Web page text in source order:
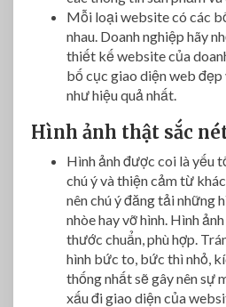
Mỗi loại website có các
nhau. Doanh nghiệp hãy
thiết kế website của
bố cục giao diện web đẹp
như hiệu quả nhất.
Hình ảnh thật sắc
Hình ảnh được coi là yếu
chú ý và thiện cảm từ
nên chú ý đăng tải những
nhòe hay vỡ hình. Hình
thước chuẩn, phù hợp.
hình bức to, bức thì nhỏ,
thống nhất sẽ gây nên sự
xấu đi giao diện của